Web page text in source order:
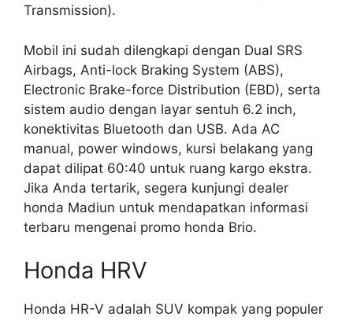
Transmission).
Mobil ini sudah dilengkapi dengan Dual SRS
Airbags, Anti-lock Braking System (ABS),
Electronic Brake-force Distribution (EBD), serta
sistem audio dengan layar sentuh 6.2 inch,
konektivitas Bluetooth dan USB. Ada AC
manual, power windows, kursi belakang yang
dapat dilipat 60:40 untuk ruang kargo ekstra.
Jika Anda tertarik, segera kunjungi dealer
honda Madiun untuk mendapatkan informasi
terbaru mengenai promo honda Brio.
Honda HRV
Honda HR-V adalah SUV kompak yang populer